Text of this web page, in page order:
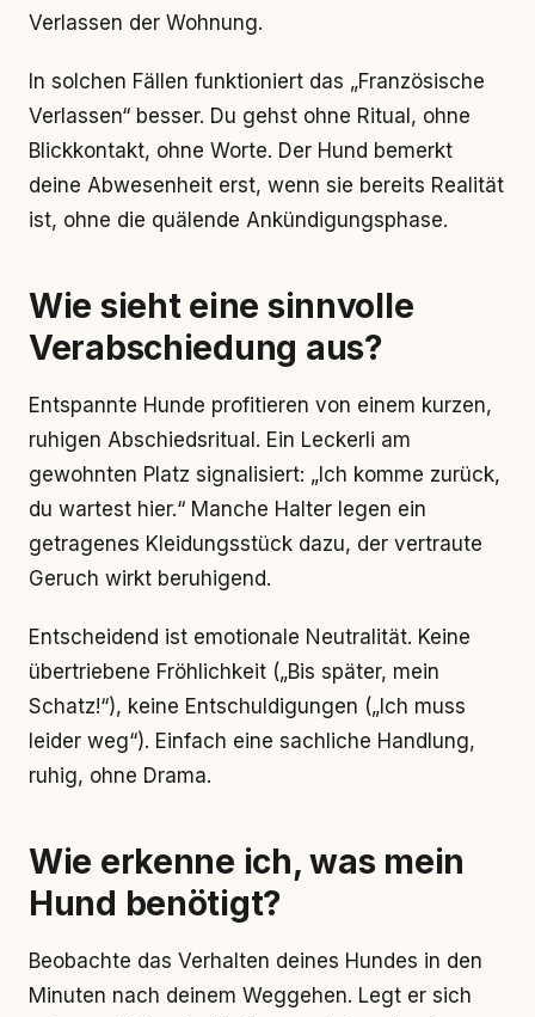
Verlassen der Wohnung.
In solchen Fällen funktioniert das „Französische
Verlassen“ besser. Du gehst ohne Ritual, ohne
Blickkontakt, ohne Worte. Der Hund bemerkt
deine Abwesenheit erst, wenn sie bereits Realität
ist, ohne die quälende Ankündigungsphase.
Wie sieht eine sinnvolle
Verabschiedung aus?
Entspannte Hunde profitieren von einem kurzen,
ruhigen Abschiedsritual. Ein Leckerli am
gewohnten Platz signalisiert: „Ich komme zurück,
du wartest hier.“ Manche Halter legen ein
getragenes Kleidungsstück dazu, der vertraute
Geruch wirkt beruhigend.
Entscheidend ist emotionale Neutralität. Keine
übertriebene Fröhlichkeit („Bis später, mein
Schatz!“), keine Entschuldigungen („Ich muss
leider weg“). Einfach eine sachliche Handlung,
ruhig, ohne Drama.
Wie erkenne ich, was mein
Hund benötigt?
Beobachte das Verhalten deines Hundes in den
Minuten nach deinem Weggehen. Legt er sich